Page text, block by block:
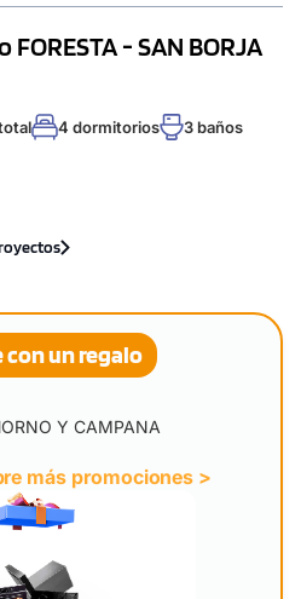
- SAN BORJA
4 dormitorios 3 baños
Y CAMPANA
más promociones >
con un regalo